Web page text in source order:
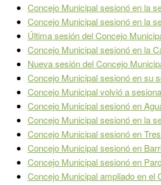
Concejo Municipal sesionó en la
Concejo Municipal sesionó en la
Última sesión del Concejo
Concejo Municipal sesionó en la
Nueva sesión del Concejo
Concejo Municipal sesionó en su
Concejo Municipal volvió a
Concejo Municipal sesionó en
Concejo Municipal sesionó en la
Concejo Municipal sesionó en
Concejo Municipal sesionó en
Concejo Municipal sesionó en
Concejo Municipal ampliado en el